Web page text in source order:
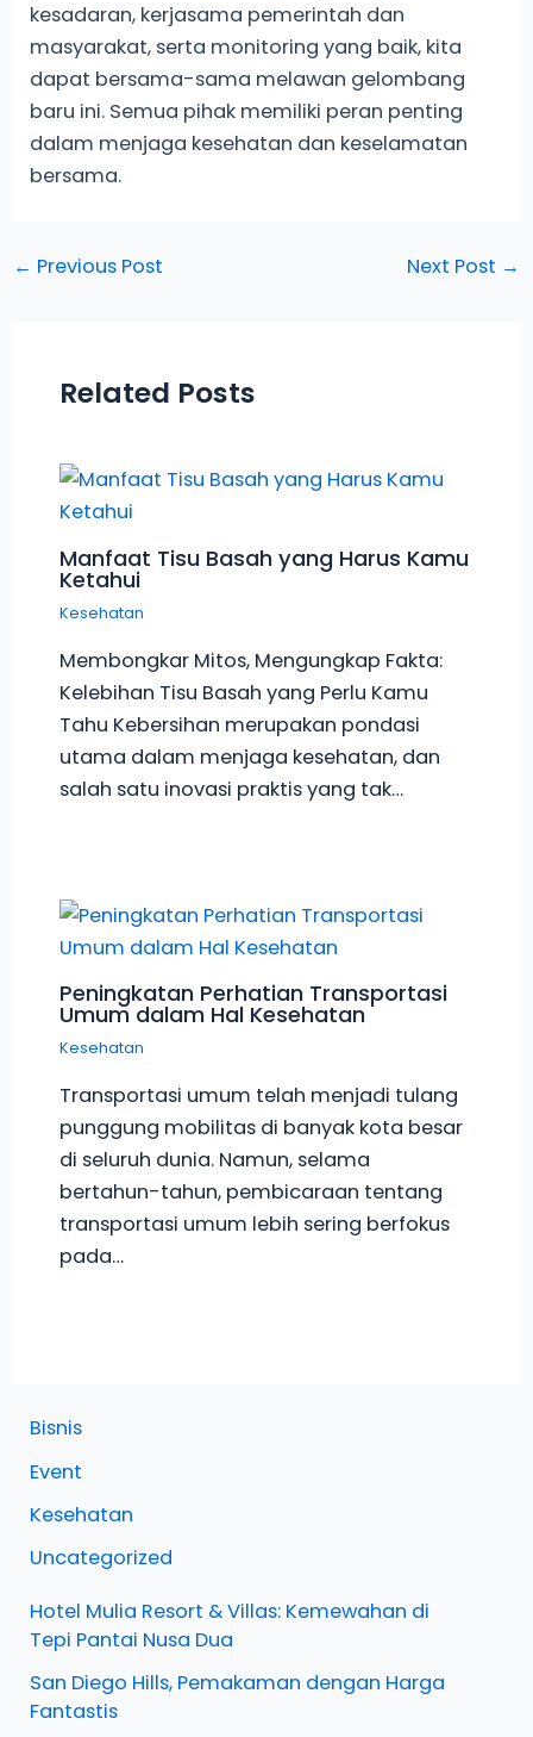
kesadaran, kerjasama pemerintah dan
masyarakat, serta monitoring yang baik, kita
dapat bersama-sama melawan gelombang
baru ini. Semua pihak memiliki peran penting
dalam menjaga kesehatan dan keselamatan
bersama.
← Previous Post Next Post →
Related Posts
Manfaat Tisu Basah yang Harus Kamu
Ketahui
Kesehatan
Membongkar Mitos, Mengungkap Fakta:
Kelebihan Tisu Basah yang Perlu Kamu
Tahu Kebersihan merupakan pondasi
utama dalam menjaga kesehatan, dan
salah satu inovasi praktis yang tak…
Peningkatan Perhatian Transportasi
Umum dalam Hal Kesehatan
Kesehatan
Transportasi umum telah menjadi tulang
punggung mobilitas di banyak kota besar
di seluruh dunia. Namun, selama
bertahun-tahun, pembicaraan tentang
transportasi umum lebih sering berfokus
pada…
Bisnis
Event
Kesehatan
Uncategorized
Hotel Mulia Resort & Villas: Kemewahan di
Tepi Pantai Nusa Dua
San Diego Hills, Pemakaman dengan Harga
Fantastis